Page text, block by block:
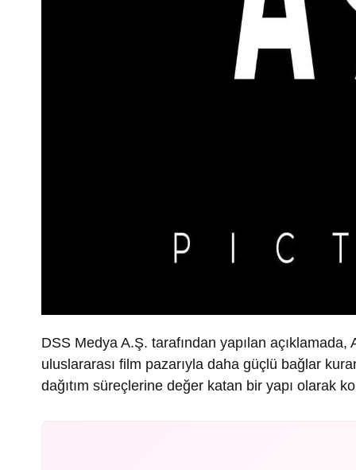
DSS Medya A.Ş. tarafından yapılan
uluslararası film pazarıyla daha güçlü bağlar
dağıtım süreçlerine değer katan bir yapı olarak